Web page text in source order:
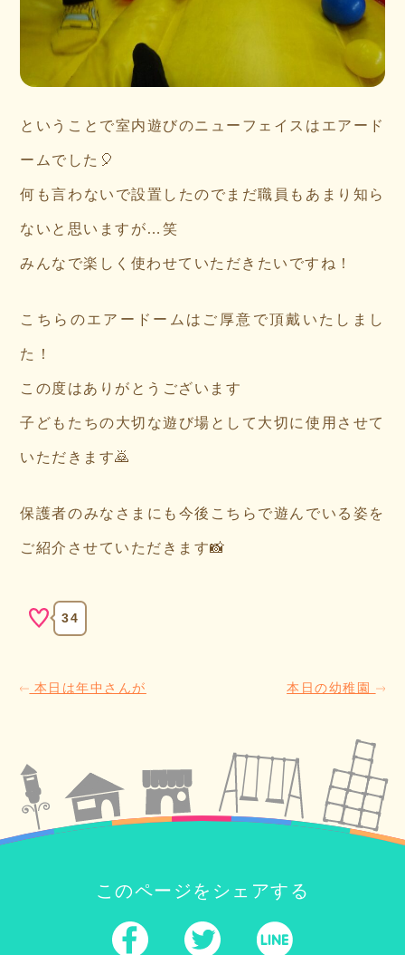
ということで室内遊びのニューフェイスはエアード
ームでした🎈
何も言わないで設置したのでまだ職員もあまり知ら
ないと思いますが…笑
みんなで楽しく使わせていただきたいですね！
こちらのエアードームはご厚意で頂戴いたしまし
た！
この度はありがとうございます
子どもたちの大切な遊び場として大切に使用させて
いただきます🙇
保護者のみなさまにも今後こちらで遊んでいる姿を
ご紹介させていただきます📸
34
本日は年中さんが 本日の幼稚園
このページをシェアする